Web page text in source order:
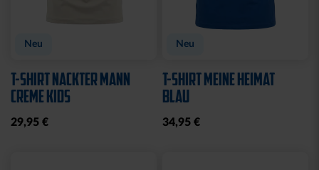
Neu
T-SHIRT NACKTER MANN
CREME KIDS
29,95 €
Neu
T-SHIRT MEINE HEIMAT
BLAU
34,95 €